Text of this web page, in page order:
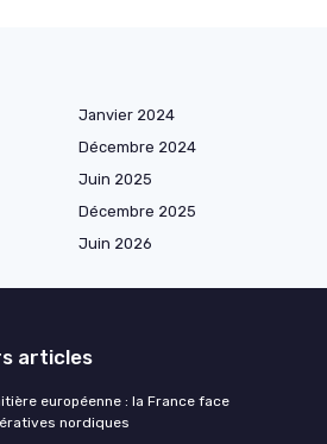
Janvier 2024
Décembre 2024
Juin 2025
Décembre 2025
Juin 2026
articles
européenne : la France face
nordiques